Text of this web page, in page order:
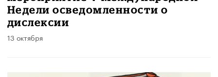
Недели осведомленности о
дислексии
13 октября